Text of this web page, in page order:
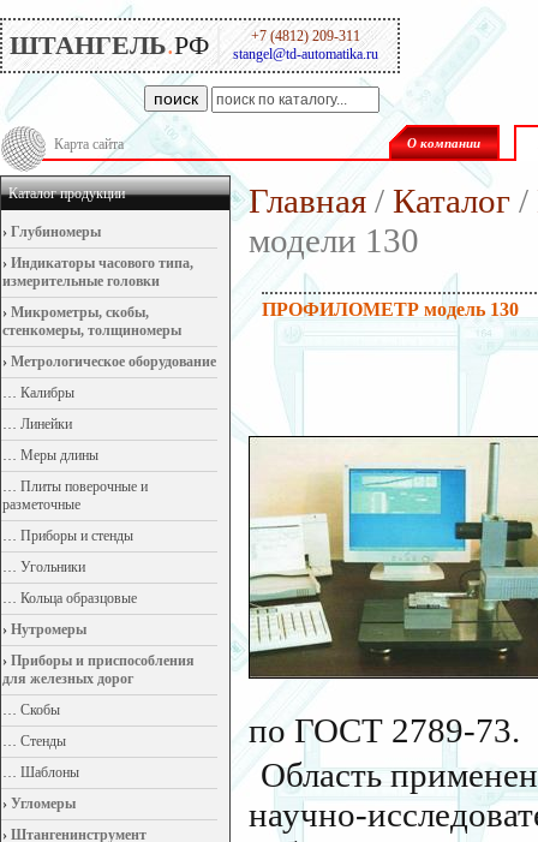
ШТАНГЕЛЬ.РФ
+7 (4812) 209-311
stangel@td-automatika.ru
поиск
Карта сайта О компании
Главная / Каталог /
модели 130
ПРОФИЛОМЕТР модель 130
по ГОСТ 2789-73.
Область
научно-
Каталог продукции
› Глубиномеры
› Индикаторы часового типа,
измерительные головки
› Микрометры, скобы,
стенкомеры, толщиномеры
› Метрологическое оборудование
… Калибры
… Линейки
… Меры длины
… Плиты поверочные и
разметочные
… Приборы и стенды
… Угольники
… Кольца образцовые
› Нутромеры
› Приборы и приспособления
для железных дорог
… Скобы
… Стенды
… Шаблоны
› Угломеры
› Штангенинструмент